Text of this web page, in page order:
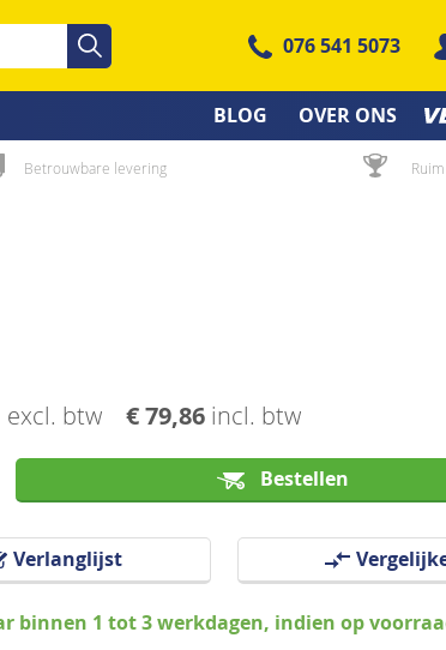
Zoeken
076 541 5073
BLOG OVER ONS
Betrouwbare levering
excl. btw € 79,86 incl. btw
Bestellen
Verlanglijst
binnen 1 tot 3 werkdagen, indien op